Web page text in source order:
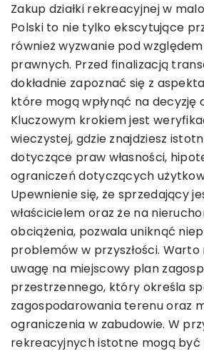
Zakup działki rekreacyjnej w
Polski to nie tylko ekscytujące
również wyzwanie pod
prawnych. Przed finalizacją
dokładnie zapoznać się z
które mogą wpłynąć na decyzję
Kluczowym krokiem jest
wieczystej, gdzie znajdziesz
dotyczące praw własności,
ograniczeń dotyczących
Upewnienie się, że sprzedający
właścicielem oraz że na
obciążenia, pozwala uniknąć
problemów w przyszłości.
uwagę na miejscowy plan
przestrzennego, który określa
zagospodarowania terenu oraz
ograniczenia w zabudowie. W
rekreacyjnych istotne mogą być